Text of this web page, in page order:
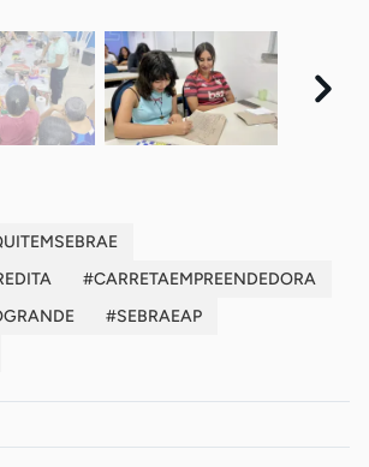
#CARRETAEMPREENDEDORA
#SEBRAEAP